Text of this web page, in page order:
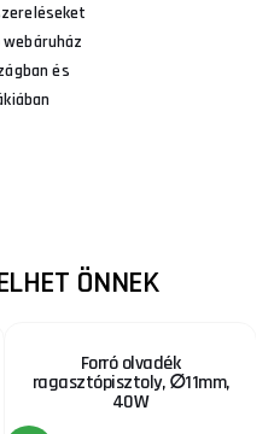
és
ÖNNEK
Forró olvadék
ragasztópisztoly, ∅11mm,
40W